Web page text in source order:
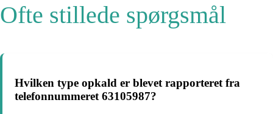
Ofte stillede spørgsmål
Hvilken type opkald er blevet rapporteret fra
telefonnummeret 63105987?